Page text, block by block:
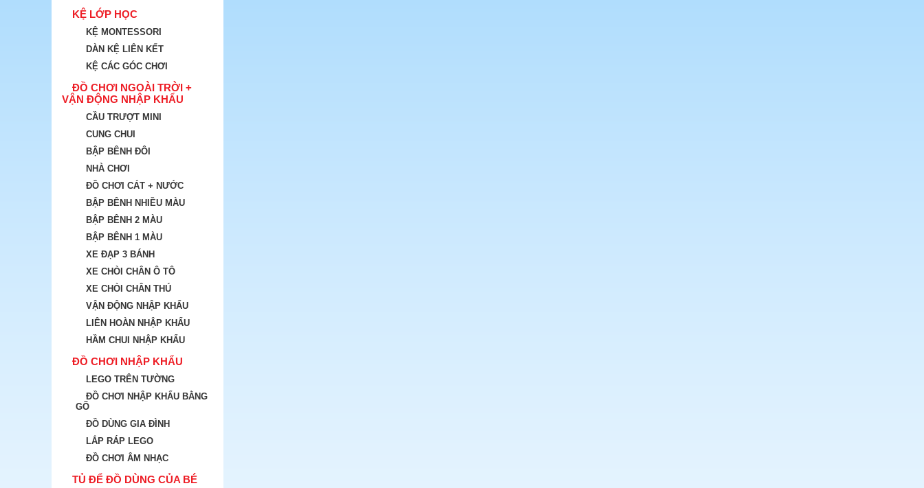
KỆ LỚP HỌC
KỆ MONTESSORI
DÀN KỆ LIÊN KẾT
KỆ CÁC GÓC CHƠI
ĐỒ CHƠI NGOÀI TRỜI +
VẬN ĐỘNG NHẬP KHẨU
CẦU TRƯỢT MINI
CUNG CHUI
BẬP BÊNH ĐÔI
NHÀ CHƠI
ĐỒ CHƠI CÁT + NƯỚC
BẬP BÊNH NHIỀU MÀU
BẬP BÊNH 2 MÀU
BẬP BÊNH 1 MÀU
XE ĐẠP 3 BÁNH
XE CHÒI CHÂN Ô TÔ
XE CHÒI CHÂN THÚ
VẬN ĐỘNG NHẬP KHẨU
LIÊN HOÀN NHẬP KHẨU
HẦM CHUI NHẬP KHẨU
ĐỒ CHƠI NHẬP KHẨU
LEGO TRÊN TƯỜNG
ĐỒ CHƠI NHẬP KHẨU BẰNG
GÕ
ĐỒ DÙNG GIA ĐÌNH
LẮP RÁP LEGO
ĐỒ CHƠI ÂM NHẠC
TỦ ĐỂ ĐỒ DÙNG CỦA BÉ